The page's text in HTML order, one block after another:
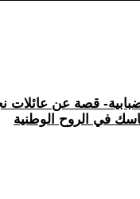
ضبابية- قصة عن
في الروح الوطنية